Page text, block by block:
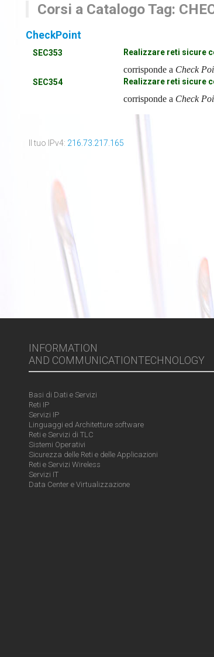
Corsi a Catalogo Tag:
CheckPoint
SEC353 Realizzare reti sicure
corrisponde a Check
SEC354 Realizzare reti sicure
corrisponde a Check
Il tuo IPv4: 216.73.217.165
INFORMATION
AND COMMUNICATIONTECHNOLOGY
Basi di Dati e Servizi
Reti IP
Servizi IP
Linguaggi ed Architetture software
Reti e Servizi di TLC
Sistemi Operativi
Sicurezza delle Reti e delle Applicazioni
Reti e Servizi Wireless
Servizi IT
Data Center e Virtualizzazione